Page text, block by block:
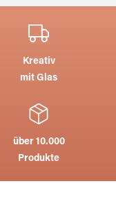
Kreativ
mit Glas
über 10.000
Produkte